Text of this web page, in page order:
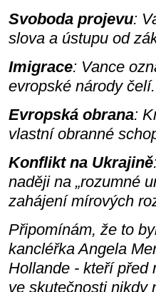
Svoboda projevu:
slova a ústupu od
Imigrace: Vance
evropské národy čelí.
Evropská obrana:
vlastní obranné
Konflikt na Ukrajině
naději na „rozumné
zahájení mírových
Připomínám, že to
kancléřka Angela
Hollande - kteří před
ve skutečnosti nikdy